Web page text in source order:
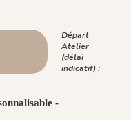
Départ
Atelier
(délai
indicatif) :
-